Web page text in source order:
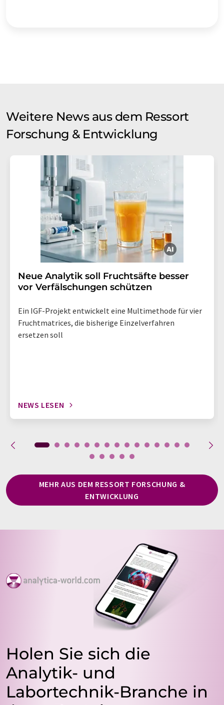
Weitere News aus dem Ressort
Forschung & Entwicklung
Neue Analytik soll Fruchtsäfte besser
vor Verfälschungen schützen
Ein IGF-Projekt entwickelt eine Multimethode für vier
Fruchtmatrices, die bisherige Einzelverfahren
ersetzen soll
NEWS LESEN
MEHR AUS DEM RESSORT FORSCHUNG &
ENTWICKLUNG
Holen Sie sich die
Analytik- und
Labortechnik-Branche in